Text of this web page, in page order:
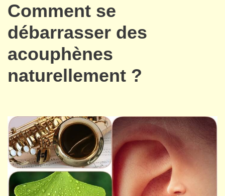
Comment se
débarrasser des
acouphènes
naturellement ?